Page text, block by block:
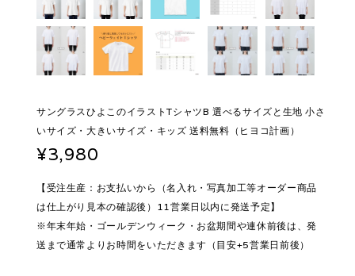
サングラスひよこのイラストTシャツB 選べるサイズと生地 小さ
いサイズ・大きいサイズ・キッズ 送料無料（ヒヨコ計画）
¥3,980
【受注生産：お支払いから（名入れ・写真加工等オーダー商品
は仕上がり見本の確認後）11営業日以内に発送予定】
※年末年始・ゴールデンウィーク・お盆期間や連休前後は、発
送まで通常よりお時間をいただきます（目安+5営業日前後）